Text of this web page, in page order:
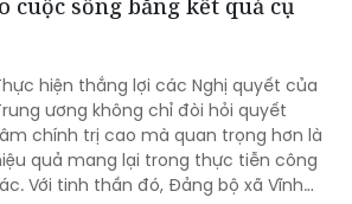
sớm tháo gỡ để bảo đảm tiến độ
cuộc sống bằng kết quả cụ
hiện thắng lợi các Nghị quyết của
ương không chỉ đòi hỏi quyết
chính trị cao mà quan trọng hơn là
quả mang lại trong thực tiễn công
Với tinh thần đó, Đảng bộ xã Vĩnh